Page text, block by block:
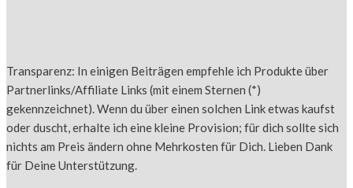
Transparenz: In einigen Beiträgen empfehle ich Produkte über
Partnerlinks/Affiliate Links (mit einem Sternen (*)
gekennzeichnet). Wenn du über einen solchen Link etwas kaufst
oder duscht, erhalte ich eine kleine Provision; für dich sollte sich
nichts am Preis ändern ohne Mehrkosten für Dich. Lieben Dank
für Deine Unterstützung.